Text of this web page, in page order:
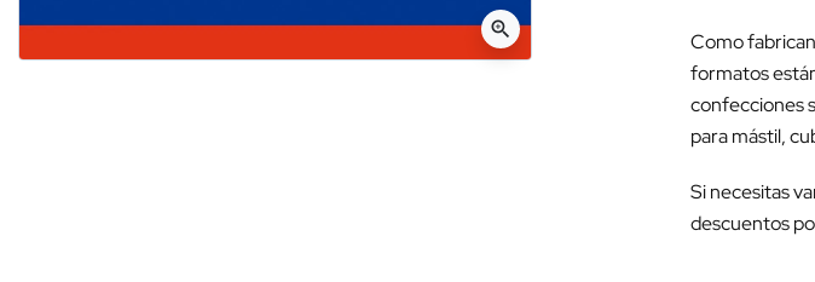
zoom_in
Como
formatos
confecciones
para mástil,
Si necesitas
descuentos